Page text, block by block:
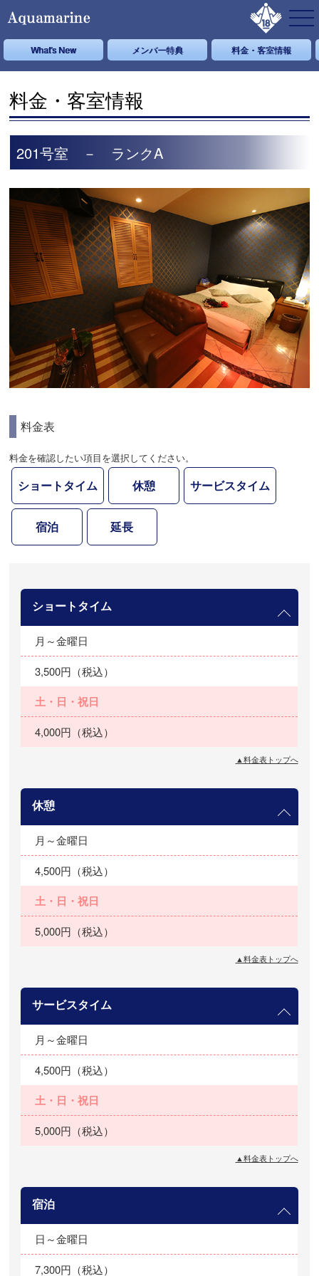
What's New メンバー特典 料金・客室情報
料金・客室情報
201号室 － ランクA
料金表
料金を確認したい項目を選択してください。
ショートタイム 休憩 サービスタイム
宿泊 延長
ショートタイム
月～金曜日
3,500円（税込）
土・日・祝日
4,000円（税込）
▲料金表トップへ
休憩
月～金曜日
4,500円（税込）
土・日・祝日
5,000円（税込）
▲料金表トップへ
サービスタイム
月～金曜日
4,500円（税込）
土・日・祝日
5,000円（税込）
▲料金表トップへ
宿泊
日～金曜日
7,300円（税込）